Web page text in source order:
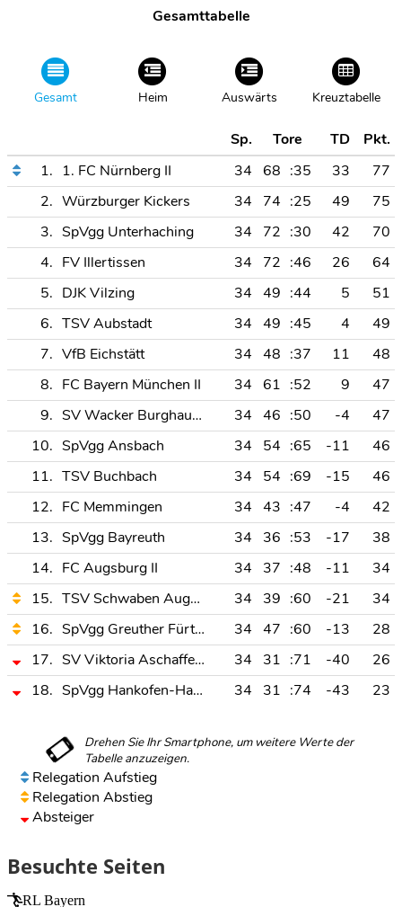
Gesamttabelle
Gesamt Heim Auswärts Kreuztabelle
Sp. Tore TD
Pkt.
1. 1. FC Nürnberg II 34 68 :35 33
77
2. Würzburger Kickers 34 74 :25 49
75
3. SpVgg Unterhaching 34 72 :30 42
70
4. FV Illertissen 34 72 :46 26
64
5. DJK Vilzing 34 49 :44 5
51
6. TSV Aubstadt 34 49 :45 4
49
7. VfB Eichstätt 34 48 :37 11
48
8. FC Bayern München II 34 61 :52 9
47
9.
SV Wacker Burghausen 34 46 :50 -4
47
10. SpVgg Ansbach 34 54 :65 -11
46
11. TSV Buchbach 34 54 :69 -15
46
12. FC Memmingen 34 43 :47 -4
42
13. SpVgg Bayreuth 34 36 :53 -17
38
14. FC Augsburg II 34 37 :48 -11
34
15.
TSV Schwaben Augsburg 34 39 :60 -21
34
16.
SpVgg Greuther Fürth II 34 47 :60 -13
28
17.
SV Viktoria Aschaffenburg 34 31 :71 -40
26
18.
SpVgg Hankofen-Hailing 34 31 :74 -43 23
Relegation Aufstieg
Relegation Abstieg
Absteiger
Besuchte Seiten
RL Bayern